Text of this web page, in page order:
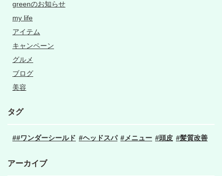
greenのお知らせ
my life
アイテム
キャンペーン
グルメ
ブログ
美容
タグ
#ワンダーシールド ヘッドスパ メニュー 頭皮 髪質改善
アーカイブ